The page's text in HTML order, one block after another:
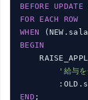
BEFORE
UPDATE
FOR
EACH
ROW
WHEN
BEGIN
'給与
END ;